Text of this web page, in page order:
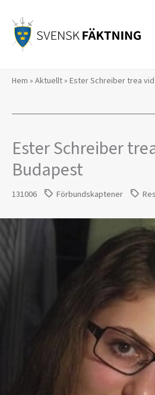
innehåll
Hem » Aktuellt» Ester Schreiber trea vid
Ester Schreiber
Budapest
131006 Förbundskaptener